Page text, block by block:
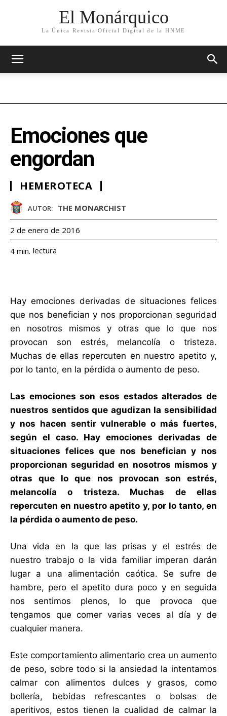
El Monárquico
La Única Revista Oficial Digital de la HNME
Emociones que
engordan
HEMEROTECA
AUTOR: THE MONARCHIST
2 de enero de 2016
4 min. lectura
Hay emociones derivadas de situaciones felices
que nos benefician y nos proporcionan seguridad
en nosotros mismos y otras que lo que nos
provocan son estrés, melancolía o tristeza.
Muchas de ellas repercuten en nuestro apetito y,
por lo tanto, en la pérdida o aumento de peso.
Las emociones son esos estados alterados de
nuestros sentidos que agudizan la sensibilidad
y nos hacen sentir vulnerable o más fuertes,
según el caso. Hay emociones derivadas de
situaciones felices que nos benefician y nos
proporcionan seguridad en nosotros mismos y
otras que lo que nos provocan son estrés,
melancolía o tristeza. Muchas de ellas
repercuten en nuestro apetito y, por lo tanto, en
la pérdida o aumento de peso.
Una vida en la que las prisas y el estrés de
nuestro trabajo o la vida familiar imperan darán
lugar a una alimentación caótica. Se sufre de
hambre, pero el apetito dura poco y en seguida
nos sentimos plenos, lo que provoca que
tengamos que comer varias veces al día y de
cualquier manera.
Este comportamiento alimentario crea un aumento
de peso, sobre todo si la ansiedad la intentamos
calmar con alimentos dulces y grasos, como
bollería, bebidas refrescantes o bolsas de
aperitivos, estos tienen la cualidad de calmar la